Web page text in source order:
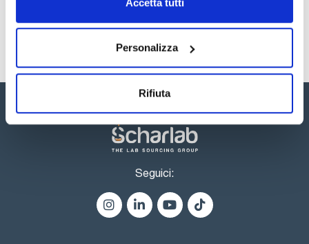
Personalizza
Rifiuta
Windows, vaschette di vetro ottico per le scale di colore
specificato per la verifica, una lampada di ricambio e un
Registrati per i download
Seguici: